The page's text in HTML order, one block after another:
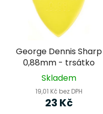
George Dennis Sharp
0,88mm - trsátko
Skladem
19,01 Kč bez DPH
23 Kč